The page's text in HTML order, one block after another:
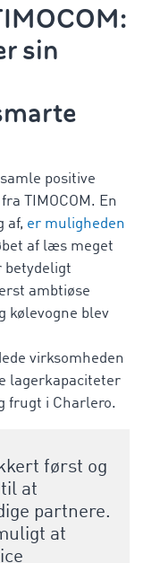
sin
positive
TIMOCOM. En
af, er muligheden
af læs meget
betydeligt
ambtiøse
kølevogne blev
virksomheden
lagerkapaciteter
frugt i Charlero.
først og
at
partnere.
at